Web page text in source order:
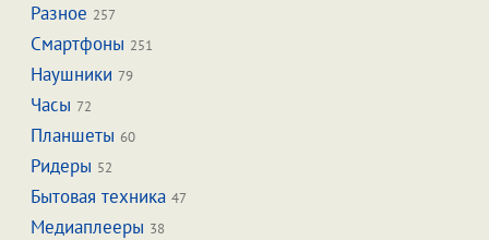
Разное 257
Смартфоны 251
Наушники 79
Часы 72
Планшеты 60
Ридеры 52
Бытовая техника 47
Медиаплееры 38